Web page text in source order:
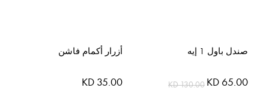
صندل باول 1 إيه
KD 65.00
KD 130.00
أزرار أكمام فاشن
KD 35.00